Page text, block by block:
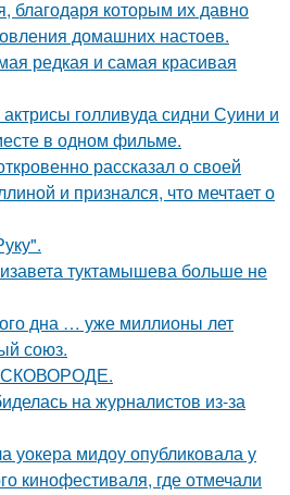
благодаря которым их давно
домашних настоев.
редкая и самая красивая
голливуда сидни Суини и
в одном фильме.
рассказал о своей
и признался, что мечтает о
туктамышева больше не
дна … уже миллионы лет
союз.
СКОВОРОДЕ.
на журналистов из-за
уокера мидоу опубликовала у
кинофестиваля, где отмечали